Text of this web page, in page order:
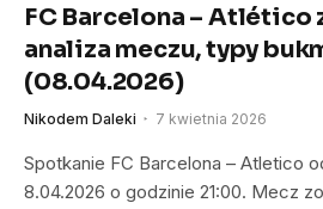
FC Barcelona – Atlético
analiza meczu, typy
(08.04.2026)
Nikodem Daleki 7 kwietnia 2026
Spotkanie FC Barcelona – Atletico
8.04.2026 o godzinie 21:00. Mecz